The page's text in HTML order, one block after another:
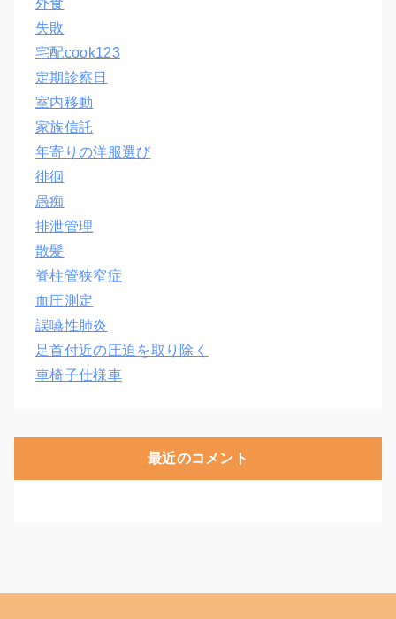
失敗
宅配cook123
定期診察日
室内移動
家族信託
年寄りの洋服選び
徘徊
愚痴
排泄管理
散髪
脊柱管狭窄症
血圧測定
誤嚥性肺炎
足首付近の圧迫を取り除く
車椅子仕様車
最近のコメント